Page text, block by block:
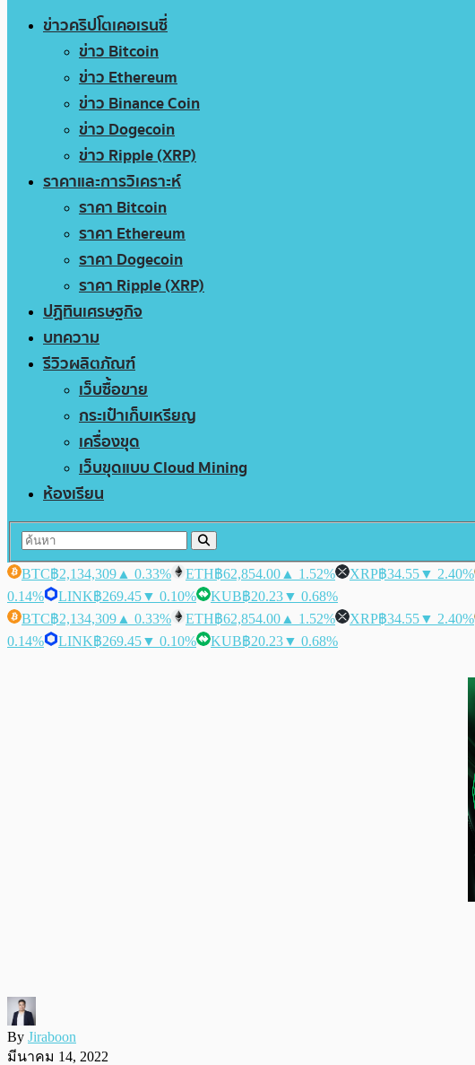
ข่าวคริปโตเคอเรนซี่
ข่าว Bitcoin
ข่าว Ethereum
ข่าว Binance Coin
ข่าว Dogecoin
ข่าว Ripple (XRP)
ราคาและการวิเคราะห์
ราคา Bitcoin
ราคา Ethereum
ราคา Dogecoin
ราคา Ripple (XRP)
ปฏิทินเศรษฐกิจ
บทความ
รีวิวผลิตภัณฑ์
เว็บซื้อขาย
กระเป๋าเก็บเหรียญ
เครื่องขุด
เว็บขุดแบบ Cloud Mining
ห้องเรียน
BTC฿2,134,309 ▲ 0.33% ETH฿62,854.00 ▲ 1.52% XRP฿34.55▼ 2.40%
0.14%
LINK฿269.45▼ 0.10% KUB฿20.23▼ 0.68%
BTC฿2,134,309 ▲ 0.33% ETH฿62,854.00 ▲ 1.52% XRP฿34.55▼ 2.40%
0.14%
LINK฿269.45▼ 0.10% KUB฿20.23▼ 0.68%
By Jiraboon
มีนาคม 14, 2022